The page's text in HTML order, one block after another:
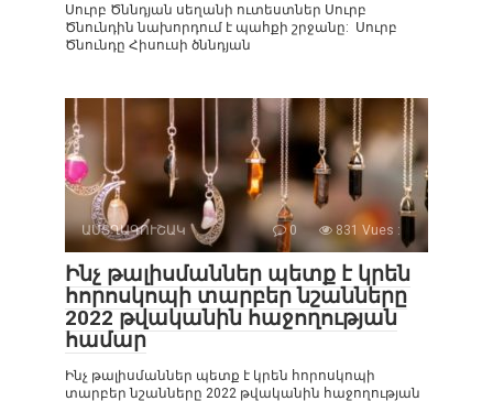
Սուրբ Ծննդյան սեղանի ուտեստներ Սուրբ
Ծնունդին նախորդում է պահքի շրջանը: Սուրբ
Ծնունդը Հիսուսի ծննդյան
ԱՍՏՂԱԳՈՒՇԱԿ 0 831 Vues :
Ինչ թալիսմաններ պետք է կրեն
հորոսկոպի տարբեր նշանները
2022 թվականին հաջողության
համար
Ինչ թալիսմաններ պետք է կրեն հորոսկոպի
տարբեր նշանները 2022 թվականին հաջողության